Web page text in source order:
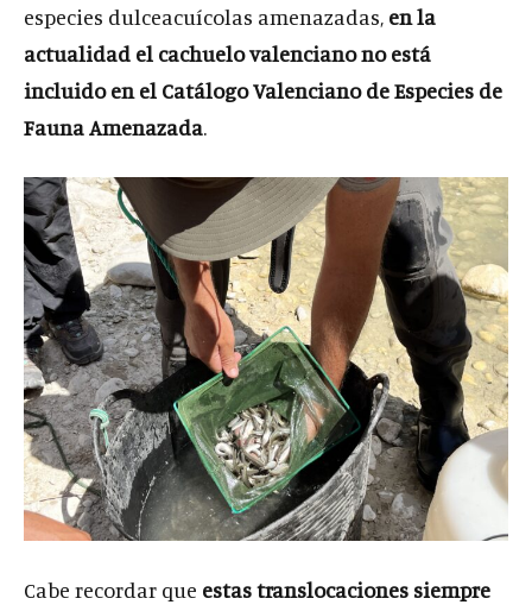
especies dulceacuícolas amenazadas, en la
actualidad el cachuelo valenciano no está
incluido en el Catálogo Valenciano de Especies de
Fauna Amenazada.
Cabe recordar que estas translocaciones siempre